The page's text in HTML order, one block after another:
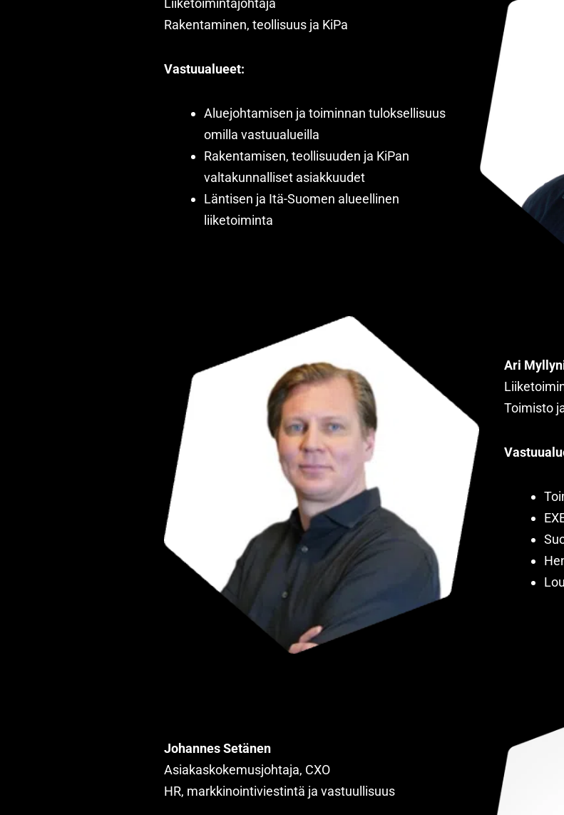
Liiketoimintajohtaja
Rakentaminen, teollisuus ja KiPa
Vastuualueet:
Aluejohtamisen ja toiminnan tuloksellisuus
omilla vastuualueilla
Rakentamisen, teollisuuden ja KiPan
valtakunnalliset asiakkuudet
Läntisen ja Itä-Suomen alueellinen
liiketoiminta
Ari
Toimisto
Johannes Setänen
Asiakaskokemusjohtaja, CXO
HR, markkinointiviestintä ja vastuullisuus